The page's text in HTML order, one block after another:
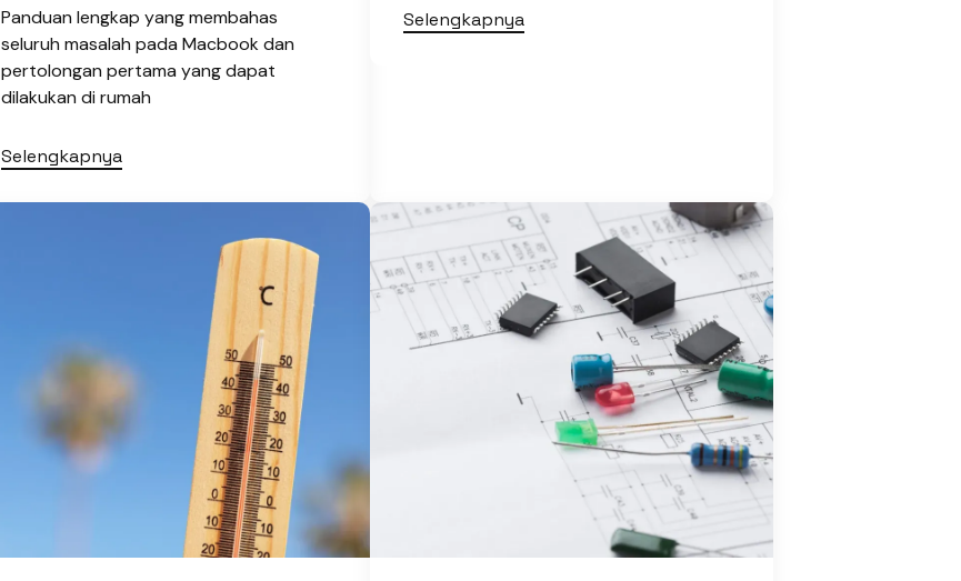
Panduan lengkap yang membahas
seluruh masalah pada Macbook dan
pertolongan pertama yang dapat
dilakukan di rumah
Selengkapnya
Selengkapnya